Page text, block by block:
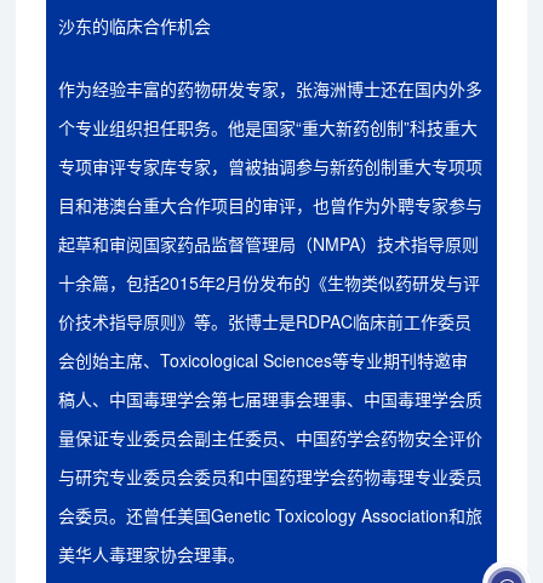
沙东的临床合作机会
作为经验丰富的药物研发专家，张海洲博士还在国内外多
个专业组织担任职务。他是国家“重大新药创制”科技重大
专项审评专家库专家，曾被抽调参与新药创制重大专项项
目和港澳台重大合作项目的审评，也曾作为外聘专家参与
起草和审阅国家药品监督管理局（NMPA）技术指导原则
十余篇，包括2015年2月份发布的《生物类似药研发与评
价技术指导原则》等。张博士是RDPAC临床前工作委员
会创始主席、Toxicological Sciences等专业期刊特邀审
稿人、中国毒理学会第七届理事会理事、中国毒理学会质
量保证专业委员会副主任委员、中国药学会药物安全评价
与研究专业委员会委员和中国药理学会药物毒理专业委员
会委员。还曾任美国Genetic Toxicology Association和旅
美华人毒理家协会理事。